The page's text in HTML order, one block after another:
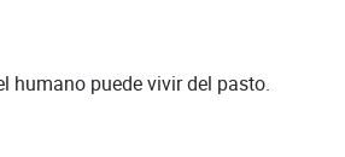
humano puede vivir del pasto.